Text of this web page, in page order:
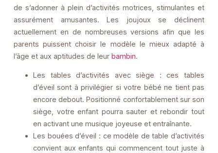
de s’adonner à plein d’activités motrices, stimulantes et
assurément amusantes. Les joujoux se déclinent
actuellement en de nombreuses versions afin que les
parents puissent choisir le modèle le mieux adapté à
l’âge et aux aptitudes de leur bambin.
Les tables d’activités avec siège : ces tables
d’éveil sont à privilégier si votre bébé ne tient pas
encore debout. Positionné confortablement sur son
siège, votre enfant pourra sauter et rebondir tout
en activant une musique joyeuse et entraînante.
Les bouées d’éveil : ce modèle de table d’activités
convient aux enfants qui commencent tout juste à